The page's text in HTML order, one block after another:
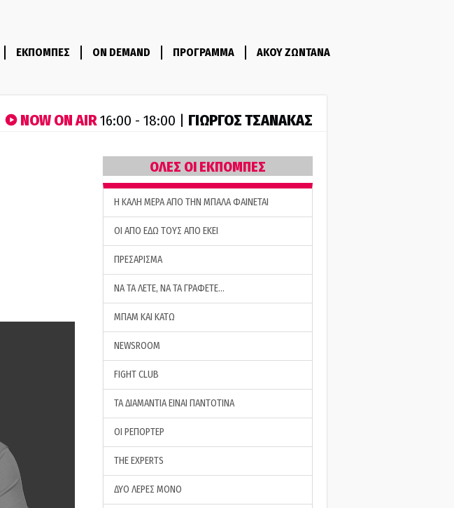
ΕΚΠΟΜΠΕΣ ON DEMAND ΠΡΟΓΡΑΜΜΑ ΑΚΟΥ ΖΩΝΤΑΝΑ
NOW ON AIR16:00 - 18:00 | ΓΙΩΡΓΟΣ ΤΣΑΝΑΚΑΣ
ΟΛΕΣ ΟΙ ΕΚΠΟΜΠΕΣ
H ΚΑΛΗ ΜΕΡΑ ΑΠΟ ΤΗΝ ΜΠΑΛΑ ΦΑΙΝΕΤΑΙ
ΟΙ ΑΠΟ ΕΔΩ ΤΟΥΣ ΑΠΟ ΕΚΕΙ
ΠΡΕΣΑΡΙΣΜΑ
ΝΑ ΤΑ ΛΕΤΕ, ΝΑ ΤΑ ΓΡΑΦΕΤΕ…
ΜΠΑΜ ΚΑΙ ΚΑΤΩ
NEWSROOM
FIGHT CLUB
ΤΑ ΔΙΑΜΑΝΤΙΑ ΕΙΝΑΙ ΠΑΝΤΟΤΙΝΑ
ΟΙ ΡΕΠΟΡΤΕΡ
THE EXPERTS
ΔΥΟ ΛΕΡΕΣ ΜΟΝΟ